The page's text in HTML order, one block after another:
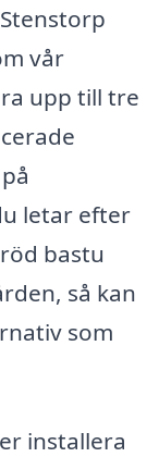
vår
upp till tre
letar efter
bastu
så kan
som
installera